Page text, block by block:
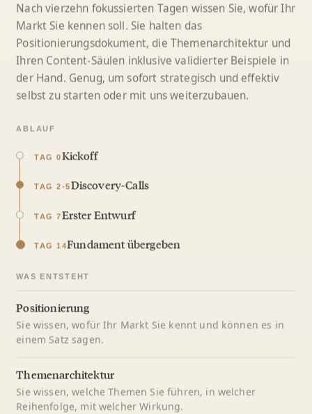
Nach vierzehn fokussierten Tagen wissen Sie, wofür Ihr
Markt Sie kennen soll. Sie halten das
Positionierungsdokument, die Themenarchitektur und
Ihren Content-Säulen inklusive validierter Beispiele in
der Hand. Genug, um sofort strategisch und effektiv
selbst zu starten oder mit uns weiterzubauen.
ABLAUF
TAG 0Kickoff
TAG 2-5Discovery-Calls
TAG 7Erster Entwurf
TAG 14Fundament übergeben
WAS ENTSTEHT
Positionierung
Sie wissen, wofür Ihr Markt Sie kennt und können es in
einem Satz sagen.
Themenarchitektur
Sie wissen, welche Themen Sie führen, in welcher
Reihenfolge, mit welcher Wirkung.